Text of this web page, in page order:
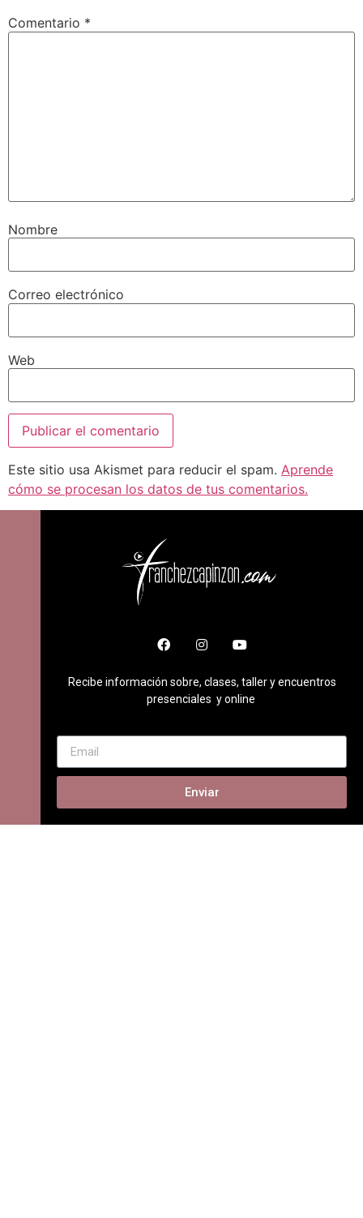
Comentario *
Nombre
Correo electrónico
Web
Este sitio usa Akismet para reducir el spam. Aprende
cómo se procesan los datos de tus comentarios.
Recibe información sobre, clases, taller y encuentros
presenciales y online
Enviar